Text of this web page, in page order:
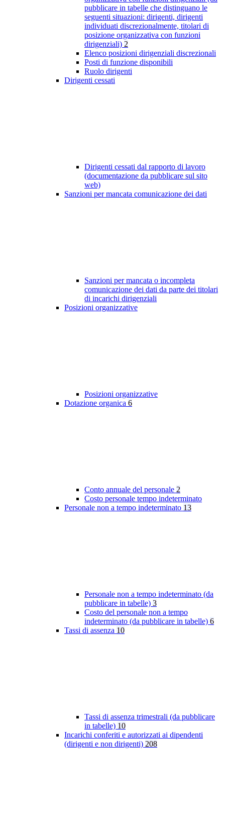
pubblicare in tabelle che distinguano le
seguenti situazioni: dirigenti, dirigenti
individuati discrezionalmente, titolari di
posizione organizzativa con funzioni
dirigenziali) 2
Elenco posizioni dirigenziali discrezionali
Posti di funzione disponibili
Ruolo dirigenti
Dirigenti cessati
Dirigenti cessati dal rapporto di lavoro
(documentazione da pubblicare sul sito
web)
Sanzioni per mancata comunicazione dei dati
Sanzioni per mancata o incompleta
comunicazione dei dati da parte dei titolari
di incarichi dirigenziali
Posizioni organizzative
Posizioni organizzative
Dotazione organica 6
Conto annuale del personale 2
Costo personale tempo indeterminato
Personale non a tempo indeterminato 13
Personale non a tempo indeterminato (da
pubblicare in tabelle) 3
Costo del personale non a tempo
indeterminato (da pubblicare in tabelle) 6
Tassi di assenza 10
Tassi di assenza trimestrali (da pubblicare
in tabelle) 10
Incarichi conferiti e autorizzati ai dipendenti
(dirigenti e non dirigenti) 208